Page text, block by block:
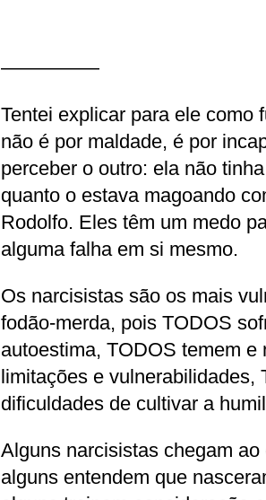
—————
Tentei explicar para ele como
não é por maldade, é por
perceber o outro: ela não
quanto o estava magoando
Rodolfo. Eles têm um medo
alguma falha em si mesmo.
Os narcisistas são os mais
fodão-merda, pois TODOS
autoestima, TODOS temem e
limitações e vulnerabilidades,
dificuldades de cultivar a
Alguns narcisistas chegam
alguns entendem que